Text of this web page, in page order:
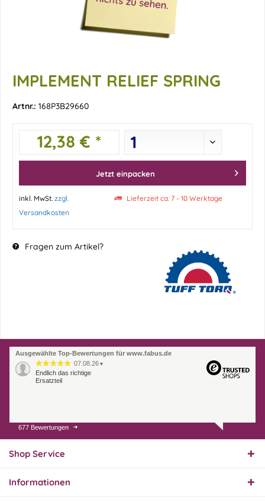
IMPLEMENT RELIEF SPRING
Artnr.: 168P3B29660
12,38 € *
Jetzt einpacken
inkl. MwSt. zzgl.
Versandkosten
Lieferzeit ca. 7 - 10 Werktage
Fragen zum Artikel?
Ausgewählte Top-Bewertungen für www.fabus.de
07.08.26 ▼
Endlich das richtige
Ersatzteil
01.08.26
Innerhalb 2 Tagen Ware
677 Bewertungen
Shop Service
Informationen